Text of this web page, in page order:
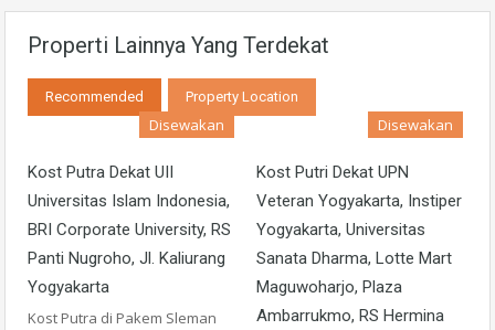
Properti Lainnya Yang Terdekat
Recommended Property Location
Disewakan
Kost Putra Dekat UII
Universitas Islam Indonesia,
BRI Corporate University, RS
Panti Nugroho, Jl. Kaliurang
Yogyakarta
Kost Putra di Pakem Sleman
Disewakan
Kost Putri Dekat UPN
Veteran Yogyakarta, Instiper
Yogyakarta, Universitas
Sanata Dharma, Lotte Mart
Maguwoharjo, Plaza
Ambarrukmo, RS Hermina